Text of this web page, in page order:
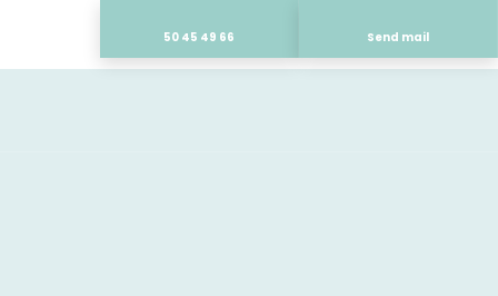
50 45 49 66 Send mail